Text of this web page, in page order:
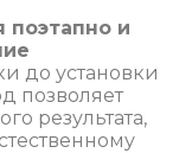
поэтапно и
до установки
позволяет
результата,